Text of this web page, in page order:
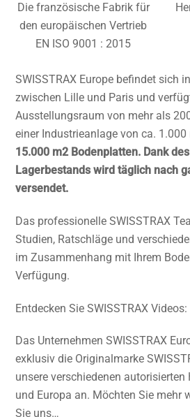
Die französische Fabrik für
den europäischen Vertrieb
EN ISO 9001 : 2015
SWISSTRAX Europe befindet sich
zwischen Lille und Paris und
Ausstellungsraum von mehr als
einer Industrieanlage von ca. 1.000
15.000 m2 Bodenplatten. Dank
Lagerbestands wird täglich nach
versendet.
Das professionelle SWISSTRAX
Studien, Ratschläge und
im Zusammenhang mit Ihrem
Verfügung.
Entdecken Sie SWISSTRAX Videos:
Das Unternehmen SWISSTRAX
exklusiv die Originalmarke
unsere verschiedenen autorisierten
und Europa an. Möchten Sie mehr
Sie uns…